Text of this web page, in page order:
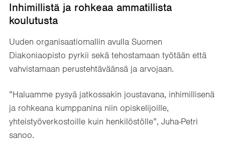
Inhimillistä ja rohkeaa ammatillista
koulutusta
Uuden organisaatiomallin avulla Suomen
Diakoniaopisto pyrkii sekä tehostamaan työtään että
vahvistamaan perustehtäväänsä ja arvojaan.
”Haluamme pysyä jatkossakin joustavana, inhimillisenä
ja rohkeana kumppanina niin opiskelijoille,
yhteistyöverkostoille kuin henkilöstölle”, Juha-Petri
sanoo.